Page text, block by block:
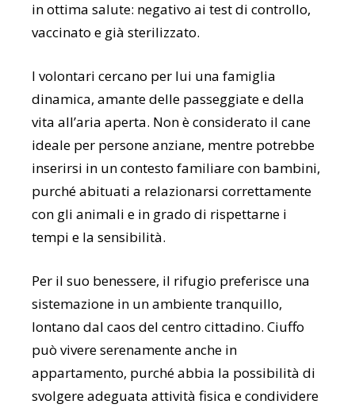
in ottima salute: negativo ai test di controllo,
vaccinato e già sterilizzato.
I volontari cercano per lui una famiglia
dinamica, amante delle passeggiate e della
vita all’aria aperta. Non è considerato il cane
ideale per persone anziane, mentre potrebbe
inserirsi in un contesto familiare con bambini,
purché abituati a relazionarsi correttamente
con gli animali e in grado di rispettarne i
tempi e la sensibilità.
Per il suo benessere, il rifugio preferisce una
sistemazione in un ambiente tranquillo,
lontano dal caos del centro cittadino. Ciuffo
può vivere serenamente anche in
appartamento, purché abbia la possibilità di
svolgere adeguata attività fisica e condividere